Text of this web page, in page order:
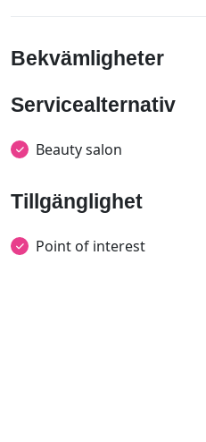
Bekvämligheter
Servicealternativ
Beauty salon
Tillgänglighet
Point of interest